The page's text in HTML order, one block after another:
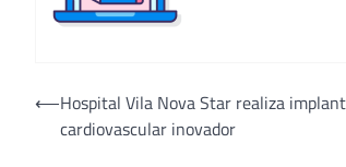
Navegação
⟵Hospital Vila Nova Star realiza
cardiovascular inovador